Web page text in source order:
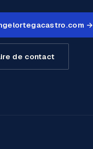
→
de contact